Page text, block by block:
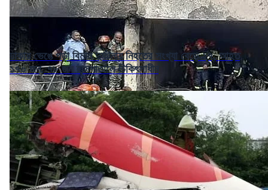
ঢাকায় ভেঙে পড়া বিমান দুর্ঘটনায় নিহতের সংখ্যা বেড়ে ২৭, আহত
১৭০ জন, ৭৮ জন হাসপাতালে চিকিৎসাধীন